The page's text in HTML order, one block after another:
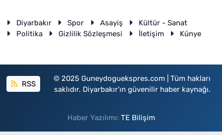
Diyarbakır Spor Asayiş
Kültür - Sanat
Politika
Gizlilik Sözleşmesi İletişim Künye
RSS
© 2025 Guneydoguekspres.com | Tüm hakları
saklıdır. Diyarbakır'ın güvenilir haber kaynağı.
Haber Yazılımı: TE Bilişim